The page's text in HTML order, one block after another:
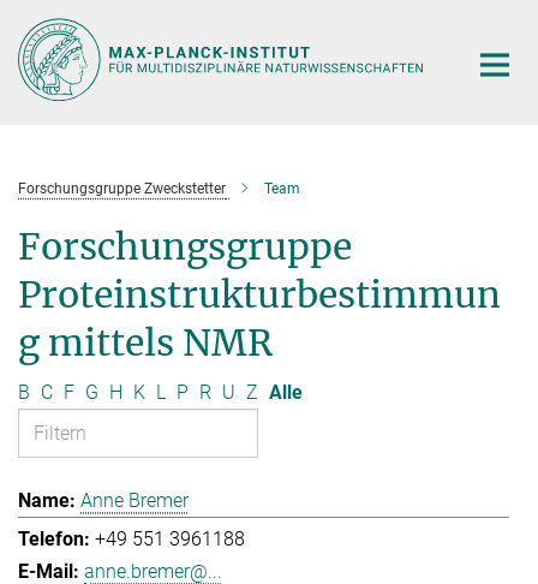
Hauptinhalt
Forschungsgruppe Zweckstetter Team
Forschungsgruppe
Proteinstrukturbestimmun
g mittels NMR
B C F G H K L P R U Z Alle
Anne Bremer
+49 551 3961188
anne.bremer@...